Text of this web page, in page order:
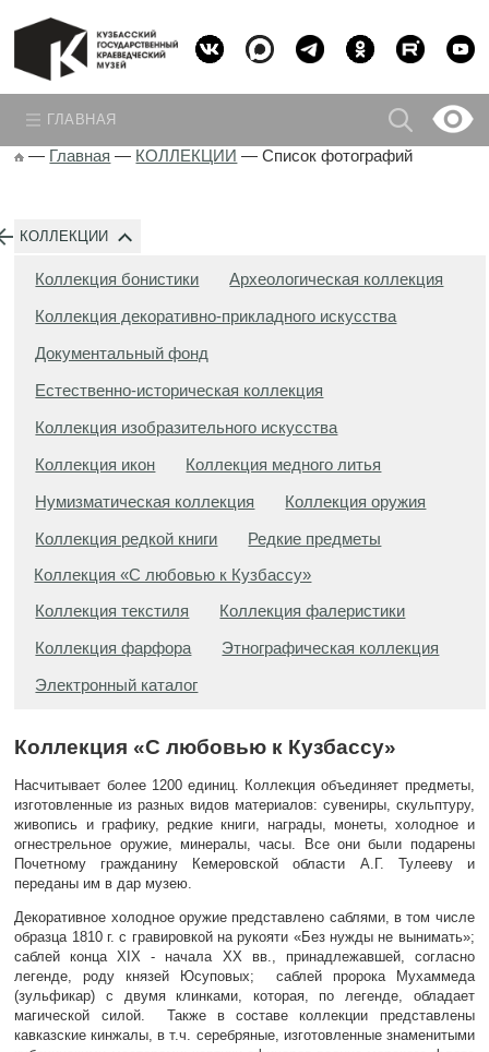
ГЛАВНАЯ
— Главная — КОЛЛЕКЦИИ —Список фотографий
КОЛЛЕКЦИИ
Коллекция бонистики Археологическая коллекция
Коллекция декоративно-прикладного искусства
Документальный фонд
Естественно-историческая коллекция
Коллекция изобразительного искусства
Коллекция икон Коллекция медного литья
Нумизматическая коллекция Коллекция оружия
Коллекция редкой книги Редкие предметы
Коллекция «С любовью к Кузбассу»
Коллекция текстиля Коллекция фалеристики
Коллекция фарфора Этнографическая коллекция
Электронный каталог
Коллекция «С любовью к Кузбассу»
Насчитывает более 1200 единиц. Коллекция объединяет предметы,
изготовленные из разных видов материалов: сувениры, скульптуру,
живопись и графику, редкие книги, награды, монеты, холодное и
огнестрельное оружие, минералы, часы. Все они были подарены
Почетному гражданину Кемеровской области А.Г. Тулееву и
переданы им в дар музею.
Декоративное холодное оружие представлено саблями, в том числе
образца 1810 г. с гравировкой на рукояти «Без нужды не вынимать»;
саблей конца XIX - начала ХХ вв., принадлежавшей, согласно
легенде, роду князей Юсуповых; саблей пророка Мухаммеда
(зульфикар) с двумя клинками, которая, по легенде, обладает
магической силой. Также в составе коллекции представлены
кавказские кинжалы, в т.ч. серебряные, изготовленные знаменитыми